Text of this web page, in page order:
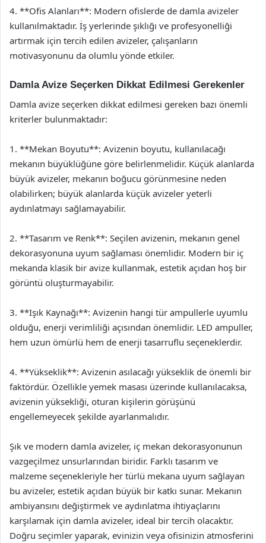
4. **Ofis Alanları**: Modern ofislerde de damla avizeler
kullanılmaktadır. İş yerlerinde şıklığı ve profesyonelliği
artırmak için tercih edilen avizeler, çalışanların
motivasyonunu da olumlu yönde etkiler.
Damla Avize Seçerken Dikkat Edilmesi Gerekenler
Damla avize seçerken dikkat edilmesi gereken bazı önemli
kriterler bulunmaktadır:
1. **Mekan Boyutu**: Avizenin boyutu, kullanılacağı
mekanın büyüklüğüne göre belirlenmelidir. Küçük alanlarda
büyük avizeler, mekanın boğucu görünmesine neden
olabilirken; büyük alanlarda küçük avizeler yeterli
aydınlatmayı sağlamayabilir.
2. **Tasarım ve Renk**: Seçilen avizenin, mekanın genel
dekorasyonuna uyum sağlaması önemlidir. Modern bir iç
mekanda klasik bir avize kullanmak, estetik açıdan hoş bir
görüntü oluşturmayabilir.
3. **Işık Kaynağı**: Avizenin hangi tür ampullerle uyumlu
olduğu, enerji verimliliği açısından önemlidir. LED ampuller,
hem uzun ömürlü hem de enerji tasarruflu seçeneklerdir.
4. **Yükseklik**: Avizenin asılacağı yükseklik de önemli bir
faktördür. Özellikle yemek masası üzerinde kullanılacaksa,
avizenin yüksekliği, oturan kişilerin görüşünü
engellemeyecek şekilde ayarlanmalıdır.
Şık ve modern damla avizeler, iç mekan dekorasyonunun
vazgeçilmez unsurlarından biridir. Farklı tasarım ve
malzeme seçenekleriyle her türlü mekana uyum sağlayan
bu avizeler, estetik açıdan büyük bir katkı sunar. Mekanın
ambiyansını değiştirmek ve aydınlatma ihtiyaçlarını
karşılamak için damla avizeler, ideal bir tercih olacaktır.
Doğru seçimler yaparak, evinizin veya ofisinizin atmosferini